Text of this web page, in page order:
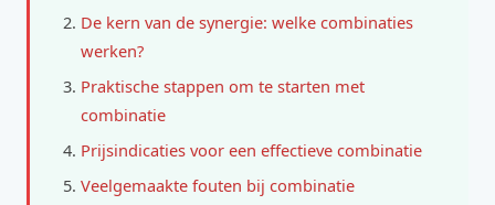
De kern van de synergie: welke combinaties
werken?
Praktische stappen om te starten met
combinatie
Prijsindicaties voor een effectieve combinatie
Veelgemaakte fouten bij combinatie